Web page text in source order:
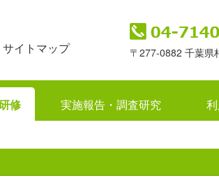
サイトマップ 〒277-0882 千葉県
修 実施報告・調査研究